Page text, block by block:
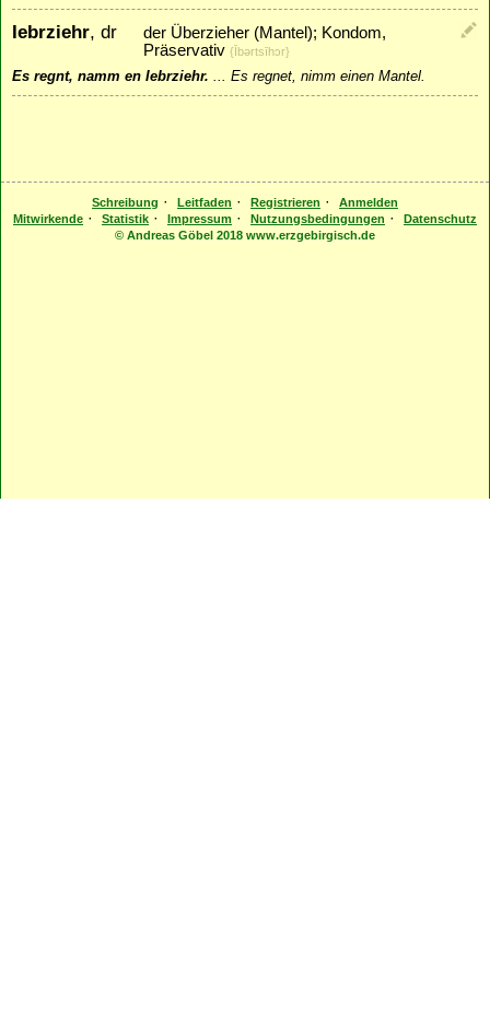
Iebrziehr, dr
der Überzieher (Mantel); Kondom,
Präservativ {Ībǝrtsīhɔr}
Es regnt, namm en Iebrziehr. ... Es regnet, nimm einen Mantel.
Schreibung · Leitfaden · Registrieren ·
Anmelden
Mitwirkende · Statistik · Impressum · Nutzungsbedingungen ·
Datenschutz
© Andreas Göbel 2018 www.erzgebirgisch.de